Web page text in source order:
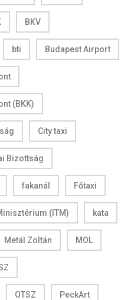
BKV
bti Budapest Airport
(BKK)
City taxi
Bizottság
fakanál Főtaxi
(ITM) kata
Metál Zoltán MOL
OTSZ PeckArt